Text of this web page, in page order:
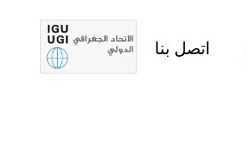
اتصل بنا